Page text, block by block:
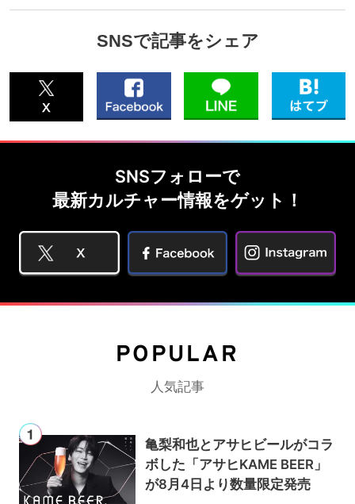
SNSで記事をシェア
SNSフォローで
最新カルチャー情報をゲット！
POPULAR
人気記事
亀梨和也とアサヒビールがコラ
ボした「アサヒKAME BEER」
が8月4日より数量限定発売